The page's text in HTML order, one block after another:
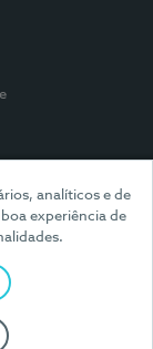
analíticos e de
experiência de